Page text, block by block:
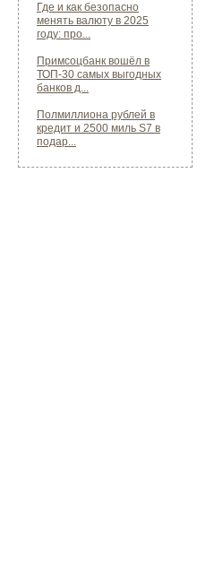
Где и как безопасно
менять валюту в 2025
году: про...
Примсоцбанк вошёл в
ТОП-30 самых выгодных
банков д...
Полмиллиона рублей в
кредит и 2500 миль S7 в
подар...